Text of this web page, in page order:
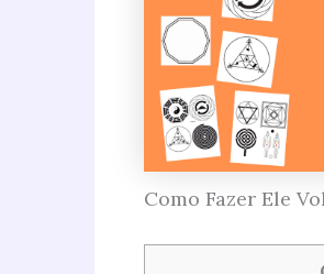
Como Fazer Ele